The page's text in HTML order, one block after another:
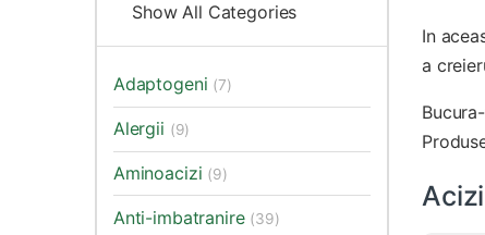
In
a
Show All Categories
Adaptogeni (7)
Alergii (9)
Aminoacizi (9)
Anti-imbatranire (39)